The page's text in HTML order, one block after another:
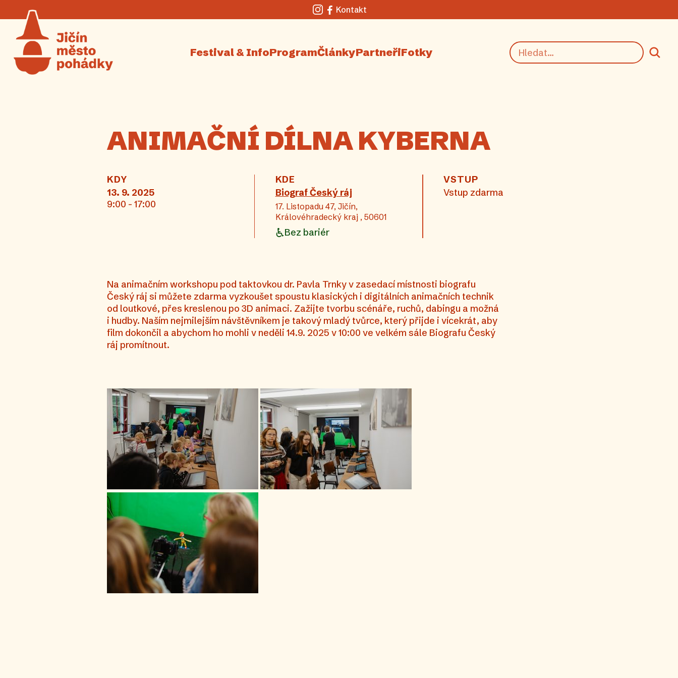
Instagram
Facebook
Kontakt
Festival & InfoProgramČlánkyPartneřiFotky
ANIMAČNÍ DÍLNA KYBERNA
KDY
13. 9. 2025
9:00 - 17:00
KDE
Biograf Český ráj
17. Listopadu 47, Jičín,
Královéhradecký kraj , 50601
Bez bariér
VSTUP
Vstup zdarma
Na animačním workshopu pod taktovkou dr. Pavla Trnky v zasedací místnosti biografu
Český ráj si můžete zdarma vyzkoušet spoustu klasických i digitálních animačních technik
od loutkové, přes kreslenou po 3D animaci. Zažijte tvorbu scénáře, ruchů, dabingu a možná
i hudby. Naším nejmilejším návštěvníkem je takový mladý tvůrce, který přijde i vícekrát, aby
film dokončil a abychom ho mohli v neděli 14.9. 2025 v 10:00 ve velkém sále Biografu Český
ráj promítnout.